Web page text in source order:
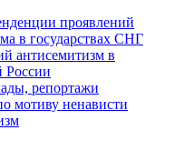
проявлений
в государствах СНГ
антисемитизм в
России
репортажи
мотиву ненависти